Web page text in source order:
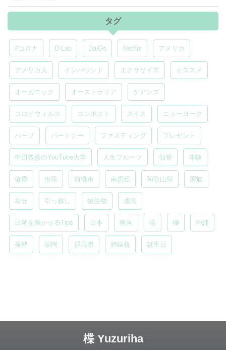
タグ
#コロナ D-Lab DaiGo Netflix アメリカ
アメリカ人 インバウンド エクササイズ オススメ
オーガニック オーストラリア ケアンズ
コロナウィルス コンポスト スイス ニューヨーク
ハーブ パートナー ファスティング プレゼント
中田敦彦のYouTube大学 人生フルーツ 仙骨 体験
健康 出張 前橋市 南房総 和歌山県 家族
幸せ 引っ越し 微生物 成長
日常を輝かせるTips 日本 映画 暁 楪 沖縄
発酵 福岡 群馬県 肺結核 誕生日
楪 Yuzuriha